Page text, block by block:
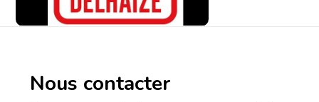
Nous contacter